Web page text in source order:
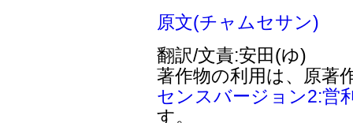
原文(チャムセサン)
翻訳/文責:安田(ゆ)
著作物の利用は、原著
センスバージョン2:営
す。